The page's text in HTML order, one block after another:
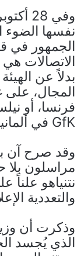
وفي
نفسها الضوء
الجمهور في
الاتصالات
بدلاً عن
المجال،
فرنسا، أو
GfK في ألمانيا.
وقد صرح آن
مراسلون بلا
نتنياهو علناً
والتعددية
وذكرت أن
الذي يُجسد